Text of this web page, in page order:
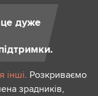
дуже
інші. Розкриваємо
зрадників,